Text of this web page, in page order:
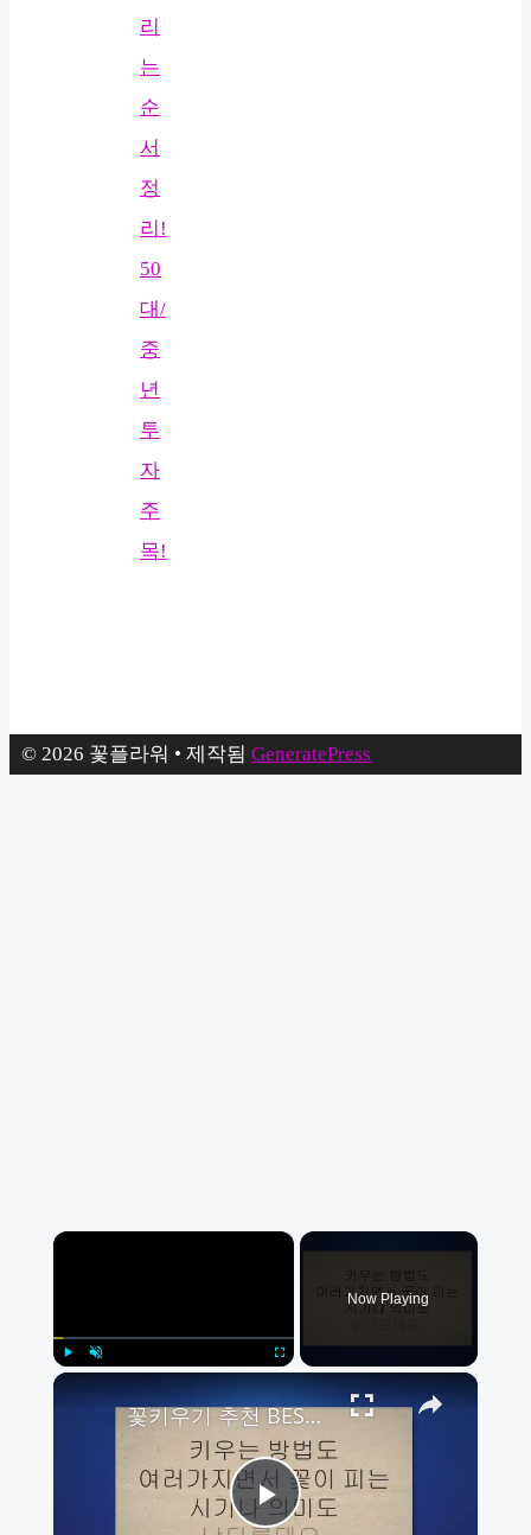
리
는
순
서
정
리!
50
대/
중
년
투
자
주
목!
© 2026 꽃플라워 • 제작됨 GeneratePress
×
Now Playing
×
Play
꽃키우기 추천 BEST 14, 키울 때 유용한 팁들